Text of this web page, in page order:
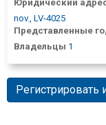
Юридический
nov., LV-4025
Представленные
Владельцы 1
Регистрировать